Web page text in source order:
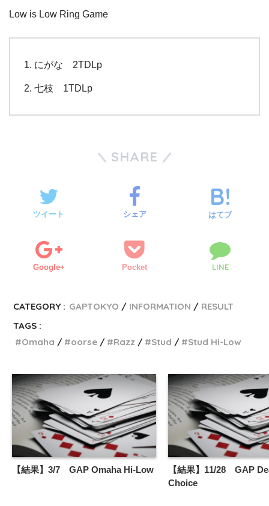
Low is Low Ring Game
にがな 2TDLp
七枝 1TDLp
SHARE
ツイート シェア はてブ
Google+ Pocket LINE
CATEGORY : GAPTOKYO INFORMATION
RESULT
TAGS :
Omaha
oorse Razz Stud Stud Hi-Low
【結果】3/7 GAP Omaha Hi-Low
【結果】11/28 GAP
Choice